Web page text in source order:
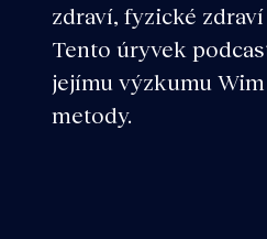
zdraví, fyzické
Tento úryvek
jejímu výzkumu
metody.